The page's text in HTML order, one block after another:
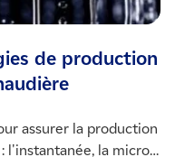
de production
assurer la production
l'instantanée, la micro-